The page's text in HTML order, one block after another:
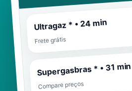
Ultragaz * • 24 min
Frete grátis
Supergasbras * • 31 min
Compare preços